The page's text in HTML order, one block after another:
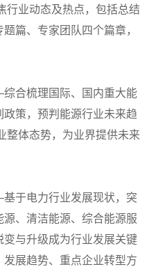
行业动态及热点，包括总结
篇、专家团队四个篇章，
合梳理国际、国内重大能
策，预判能源行业未来趋
整体态势，为业界提供未来
于电力行业发展现状，突
、清洁能源、综合能源服
与升级成为行业发展关键
展趋势、重点企业转型方